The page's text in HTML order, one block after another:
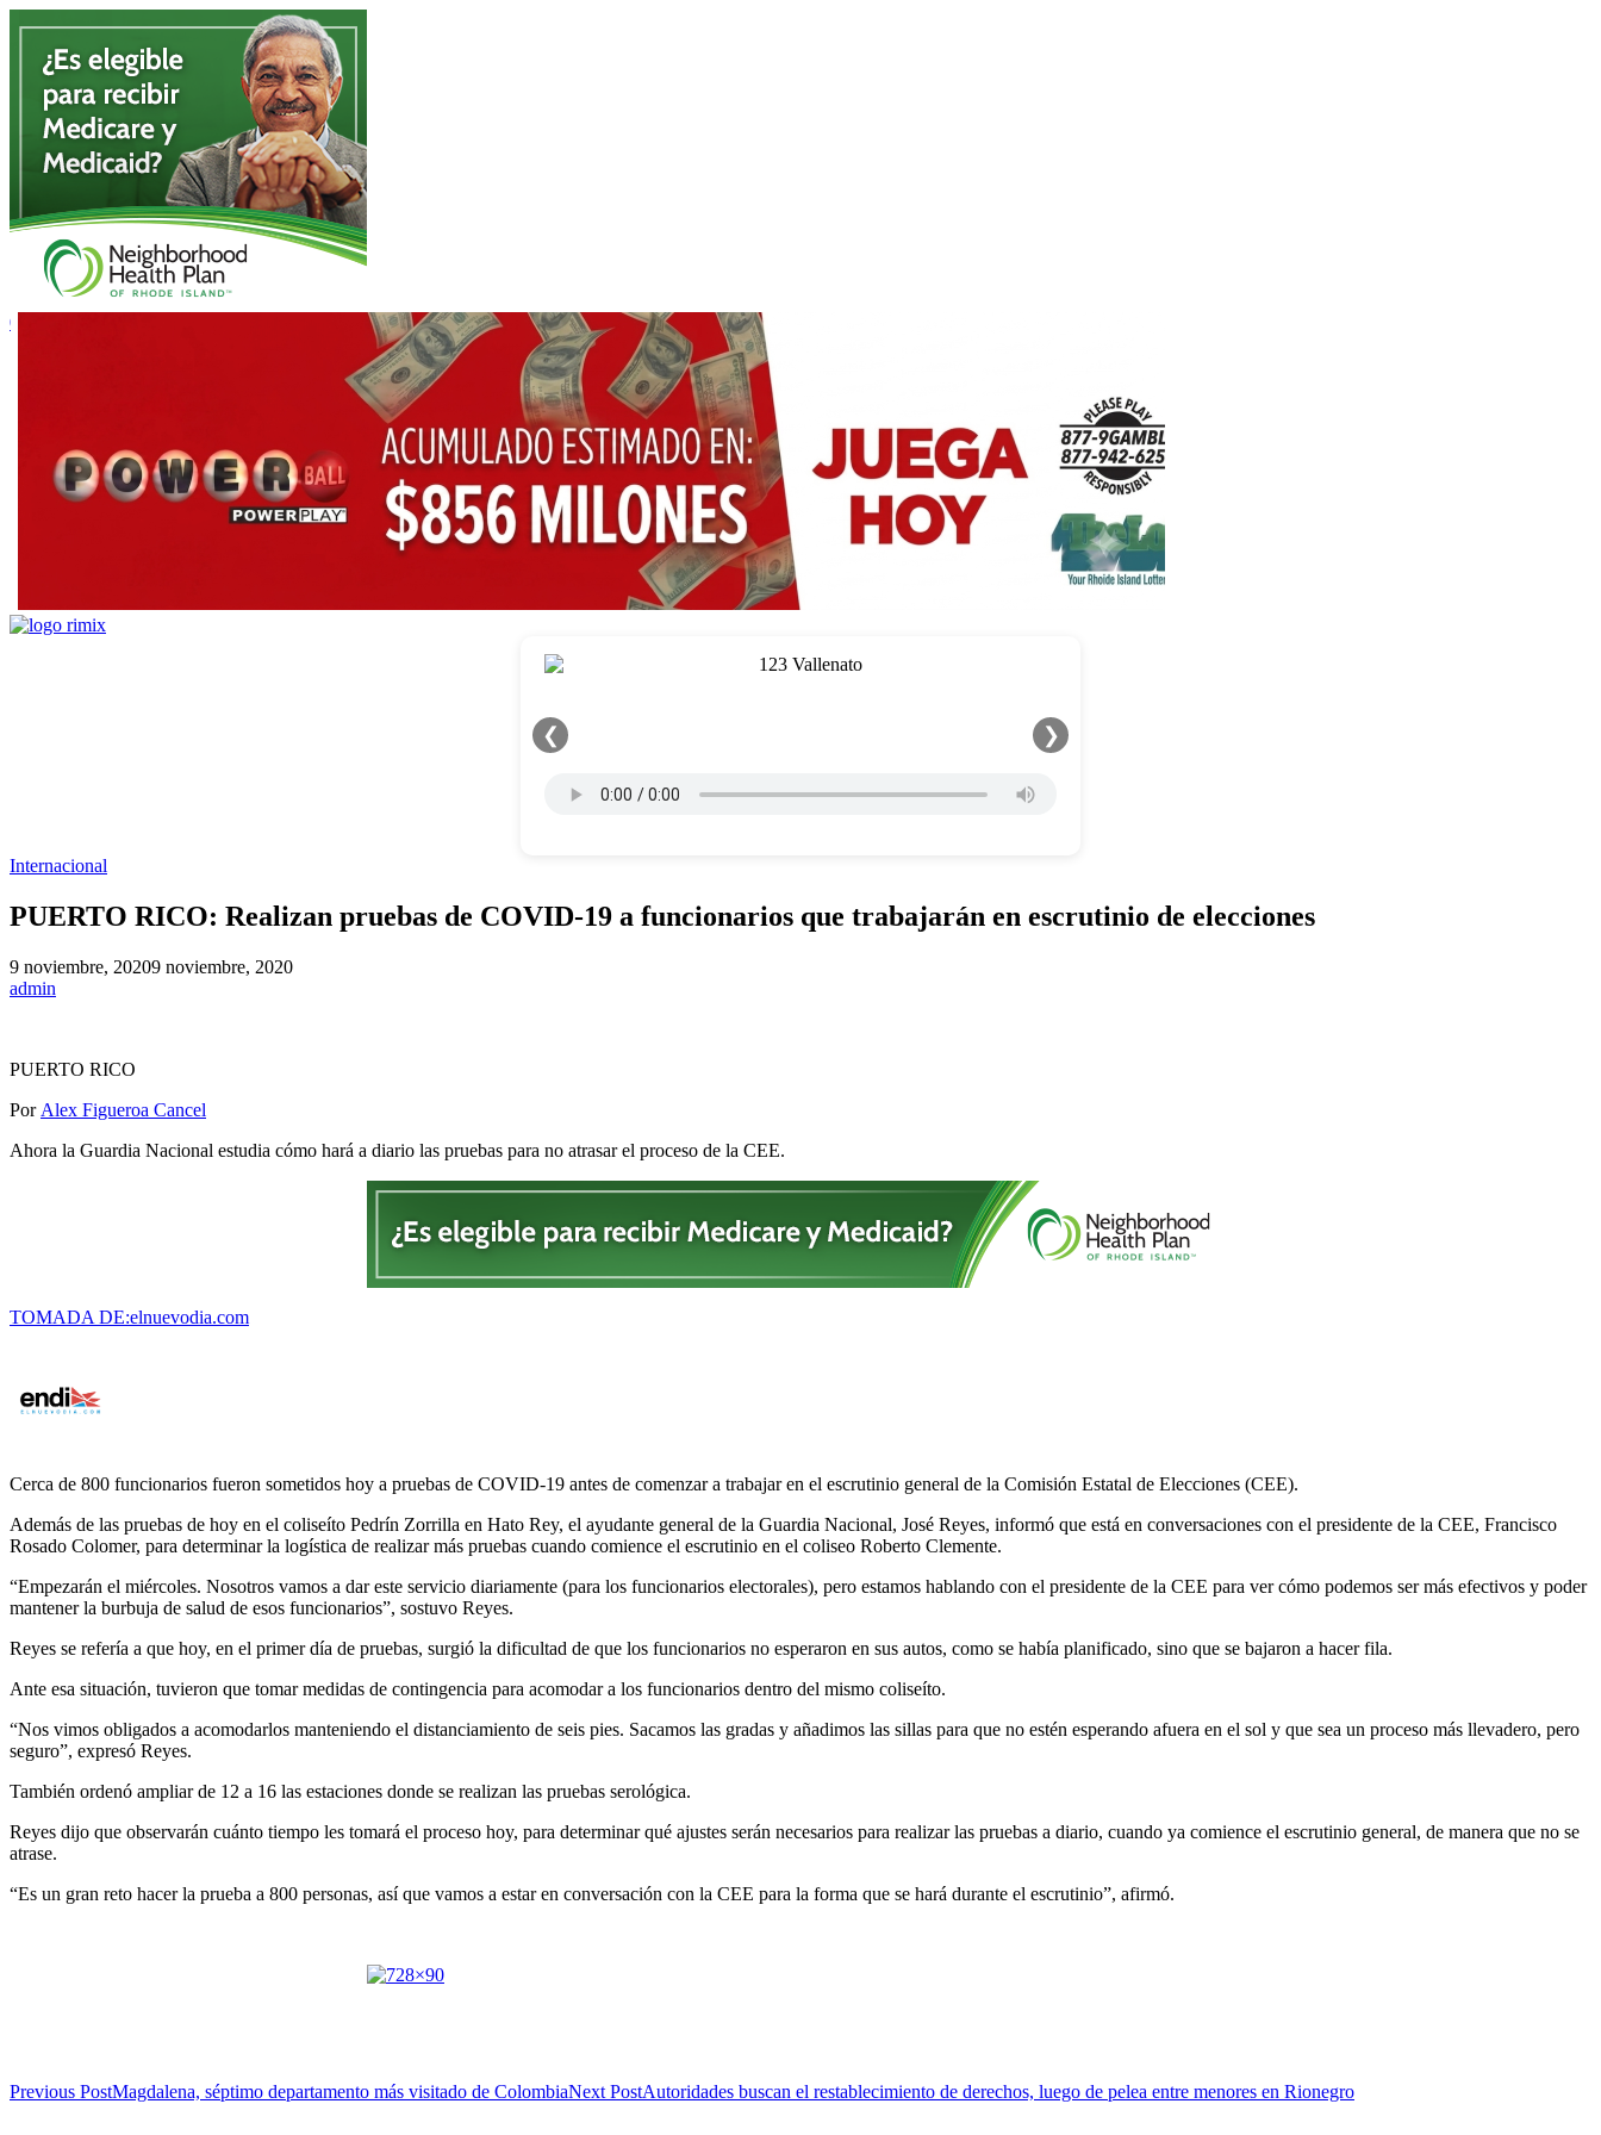
❮ ❯
Internacional
PUERTO RICO: Realizan pruebas de COVID-19 a funcionarios que trabajarán en escrutinio de elecciones
9 noviembre, 20209 noviembre, 2020
admin
PUERTO RICO
Por Alex Figueroa Cancel
Ahora la Guardia Nacional estudia cómo hará a diario las pruebas para no atrasar el proceso de la CEE.
TOMADA DE:elnuevodia.com
Cerca de 800 funcionarios fueron sometidos hoy a pruebas de COVID-19 antes de comenzar a trabajar en el escrutinio general de la Comisión Estatal de Elecciones (CEE).
Además de las pruebas de hoy en el coliseíto Pedrín Zorrilla en Hato Rey, el ayudante general de la Guardia Nacional, José Reyes, informó que está en conversaciones con el presidente de la CEE, Francisco
Rosado Colomer, para determinar la logística de realizar más pruebas cuando comience el escrutinio en el coliseo Roberto Clemente.
“Empezarán el miércoles. Nosotros vamos a dar este servicio diariamente (para los funcionarios electorales), pero estamos hablando con el presidente de la CEE para ver cómo podemos ser más efectivos y poder
mantener la burbuja de salud de esos funcionarios”, sostuvo Reyes.
Reyes se refería a que hoy, en el primer día de pruebas, surgió la dificultad de que los funcionarios no esperaron en sus autos, como se había planificado, sino que se bajaron a hacer fila.
Ante esa situación, tuvieron que tomar medidas de contingencia para acomodar a los funcionarios dentro del mismo coliseíto.
“Nos vimos obligados a acomodarlos manteniendo el distanciamiento de seis pies. Sacamos las gradas y añadimos las sillas para que no estén esperando afuera en el sol y que sea un proceso más llevadero, pero
seguro”, expresó Reyes.
También ordenó ampliar de 12 a 16 las estaciones donde se realizan las pruebas serológica.
Reyes dijo que observarán cuánto tiempo les tomará el proceso hoy, para determinar qué ajustes serán necesarios para realizar las pruebas a diario, cuando ya comience el escrutinio general, de manera que no se
atrase.
“Es un gran reto hacer la prueba a 800 personas, así que vamos a estar en conversación con la CEE para la forma que se hará durante el escrutinio”, afirmó.
Previous PostMagdalena, séptimo departamento más visitado de ColombiaNext PostAutoridades buscan el restablecimiento de derechos, luego de pelea entre menores en Rionegro